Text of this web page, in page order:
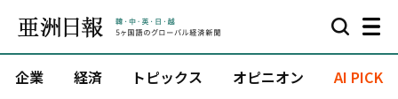
企業 経済 トピックス オピニオン AI PICK